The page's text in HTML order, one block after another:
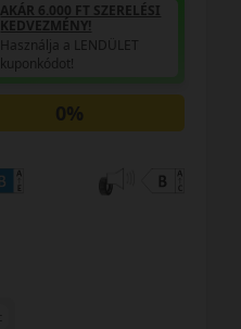
AKÁR 6.000 FT SZERELÉSI
KEDVEZMÉNY!
Használja a LENDÜLET
kuponkódot!
0%